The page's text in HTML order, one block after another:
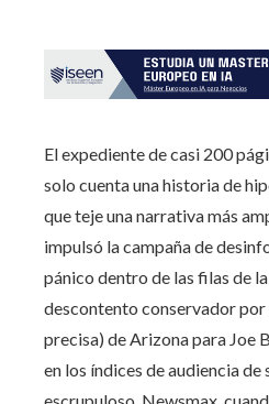
El expediente de casi 200
solo cuenta una historia de
que teje una narrativa más
impulsó la campaña de
pánico dentro de las filas de
descontento conservador por
precisa) de Arizona para Joe
en los índices de audiencia